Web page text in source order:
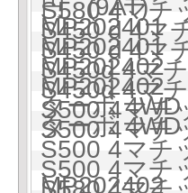
円 (9AT)
MP202401
S580 4マチ
MP202401
S450 d 4マ
MP202402
S450 d 4マ
MP202402
S450d 4マ
ターボ
S450d 4マ
ターボ
S500 4マチ
S500 4マチ
S500 4マチ
MP202402
S500 4マチ